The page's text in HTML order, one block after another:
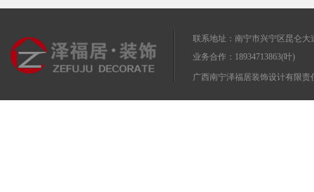
联系地址：南宁市兴宁区昆仑大
业务合作：18934713863(叶)
广西南宁泽福居装饰设计有限